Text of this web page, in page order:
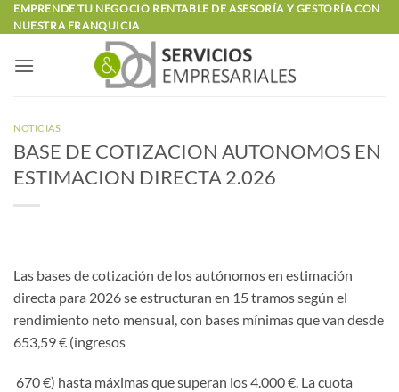
Saltar
al
EMPRENDE TU NEGOCIO RENTABLE DE ASESORÍA Y GESTORÍA CON
NUESTRA FRANQUICIA
NOTICIAS
BASE DE COTIZACION AUTONOMOS EN
ESTIMACION DIRECTA 2.026
Las bases de cotización de los autónomos en estimación
directa para 2026 se estructuran en 15 tramos según el
rendimiento neto mensual, con bases mínimas que van desde
653,59 € (ingresos
670 €) hasta máximas que superan los 4.000 €. La cuota